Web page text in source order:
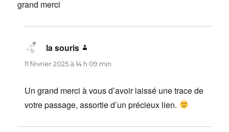
grand merci
la souris
11 février 2025 à 14 h 09 min
Un grand merci à vous d’avoir laissé une trace de
votre passage, assortie d’un précieux lien.